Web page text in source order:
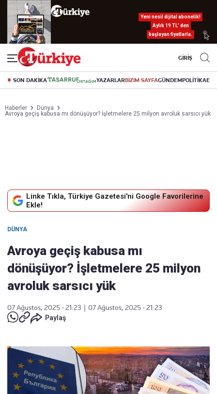
Yeni nesil dijital abonelik!
Aylık 19 TL’ den
başlayan fiyatlarla.
GİRİŞ
SON DAKİKA YAZARLARBİZİM SAYFAGÜNDEMPOLİTİKA
Haberler
Dünya
Avroya geçiş kabusa mı dönüşüyor? İşletmelere 25 milyon avroluk sarsıcı yük
Linke Tıkla, Türkiye Gazetesi'ni Google Favorilerine
Ekle!
DÜNYA
Avroya geçiş kabusa mı
dönüşüyor? İşletmelere 25 milyon
avroluk sarsıcı yük
07 Ağustos, 2025 - 21:23
07 Ağustos, 2025 - 21:23
Paylaş